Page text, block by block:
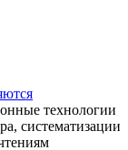
технологии
систематизации